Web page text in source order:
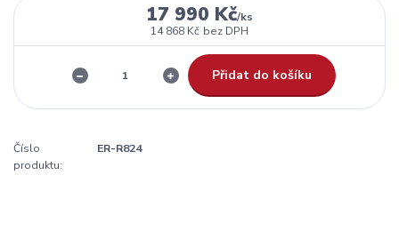
17 990 Kč/ks
14 868 Kč bez DPH
Přidat do košíku
Číslo
produktu:
ER-R824